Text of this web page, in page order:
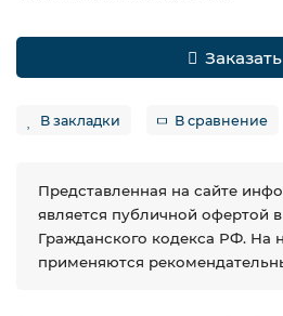
Заказать
В закладки В сравнение
Представленная на сайте
является публичной офертой
Гражданского кодекса РФ. На
применяются